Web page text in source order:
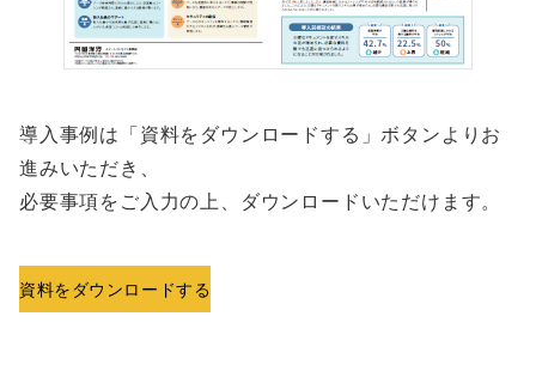
導入事例は「資料をダウンロードする」ボタンよりお
進みいただき、
必要事項をご入力の上、ダウンロードいただけます。
資料をダウンロードする